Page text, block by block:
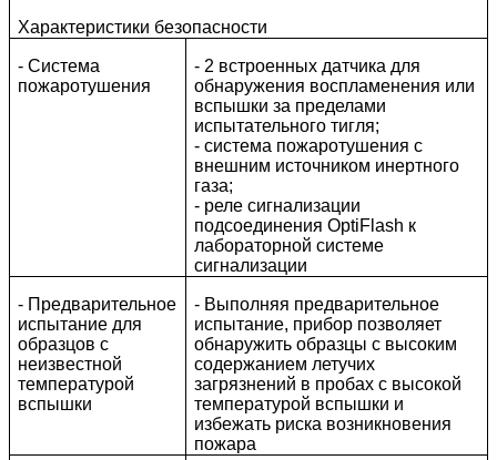
Характеристики безопасности
- Система
пожаротушения
- 2 встроенных датчика для
обнаружения воспламенения или
вспышки за пределами
испытательного тигля;
- система пожаротушения с
внешним источником инертного
газа;
- реле сигнализации
подсоединения OptiFlash к
лабораторной системе
сигнализации
- Предварительное
испытание для
образцов с
неизвестной
температурой
вспышки
- Выполняя предварительное
испытание, прибор позволяет
обнаружить образцы с высоким
содержанием летучих
загрязнений в пробах с высокой
температурой вспышки и
избежать риска возникновения
пожара